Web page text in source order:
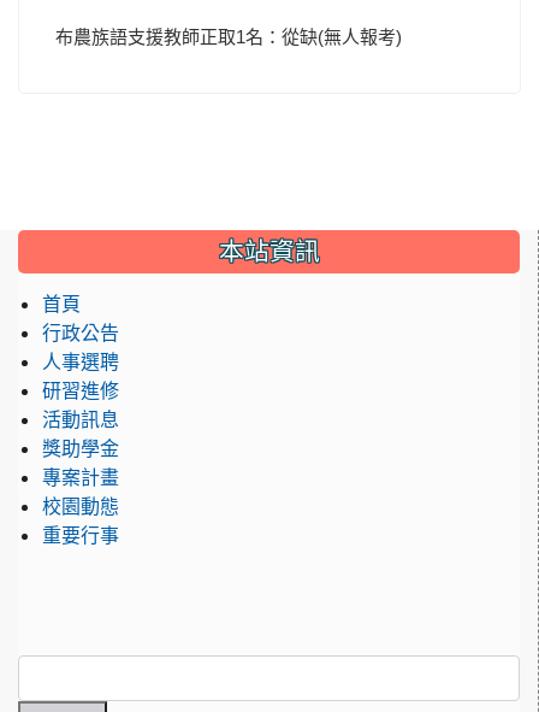
布農族語支援教師正取1名：從缺(無人報考)
::: 本站資訊
首頁
行政公告
人事選聘
研習進修
活動訊息
獎助學金
專案計畫
校園動態
重要行事